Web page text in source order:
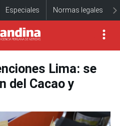
Especiales Normas legales
Lima: se
del Cacao y